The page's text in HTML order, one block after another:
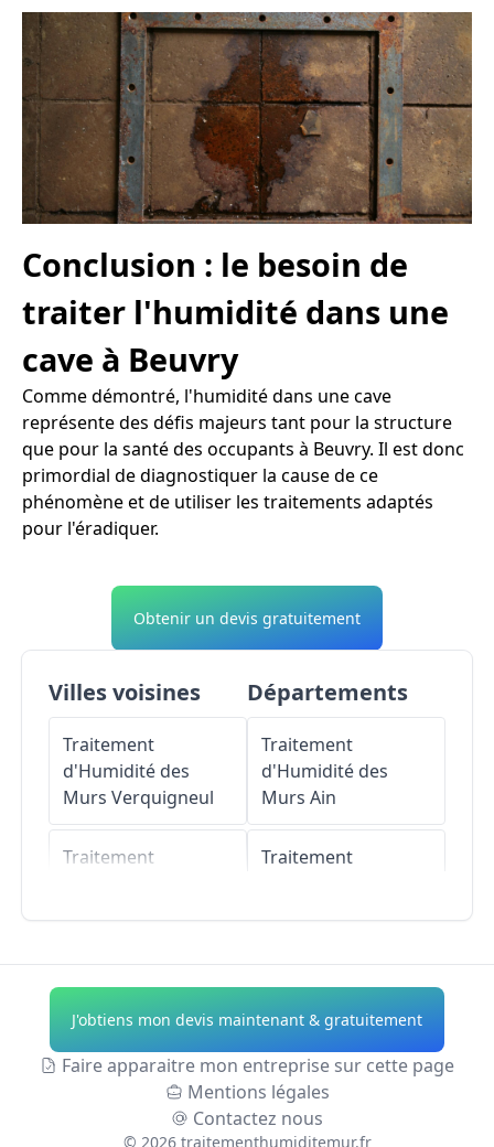
Conclusion : le besoin de
traiter l'humidité dans une
cave à Beuvry
Comme démontré, l'humidité dans une cave
représente des défis majeurs tant pour la structure
que pour la santé des occupants à Beuvry. Il est donc
primordial de diagnostiquer la cause de ce
phénomène et de utiliser les traitements adaptés
pour l'éradiquer.
Obtenir un devis gratuitement
Villes voisines
Traitement
d'Humidité des
Murs Verquigneul
Traitement
Traitement
d'Humidité des
Murs Sailly-
Labourse
d'Humidité des
Départements
Traitement
d'Humidité des
Murs Ain
Traitement
Traitement
d'Humidité des
Murs Allier
Traitement
d'Humidité des
MursAlpes-de-
J'obtiens mon devis maintenant & gratuitement
Faire apparaitre mon entreprise sur cette page
Mentions légales
Contactez nous
© 2026 traitementhumiditemur.fr